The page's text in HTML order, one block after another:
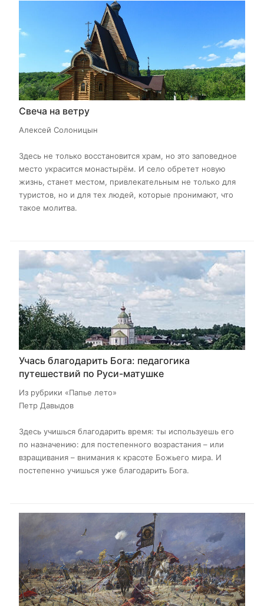
Свеча на ветру
Алексей Солоницын
Здесь не только восстановится храм, но это заповедное
место украсится монастырём. И село обретет новую
жизнь, станет местом, привлекательным не только для
туристов, но и для тех людей, которые пронимают, что
такое молитва.
Учась благодарить Бога: педагогика
путешествий по Руси-матушке
Из рубрики «Папье лето»
Петр Давыдов
Здесь учишься благодарить время: ты используешь его
по назначению: для постепенного возрастания – или
взращивания – внимания к красоте Божьего мира. И
постепенно учишься уже благодарить Бога.